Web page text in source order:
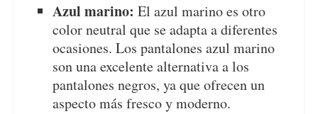
Azul marino: El azul marino es otro
color neutral que se adapta a diferentes
ocasiones. Los pantalones azul marino
son una excelente alternativa a los
pantalones negros, ya que ofrecen un
aspecto más fresco y moderno.